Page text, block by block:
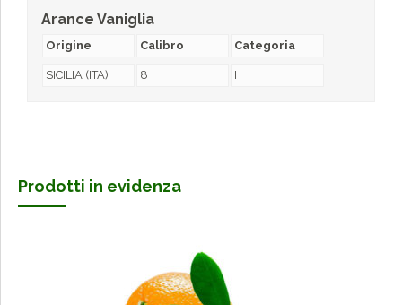
Arance Vaniglia
Origine Calibro Categoria
SICILIA (ITA) 8 I
Prodotti in evidenza